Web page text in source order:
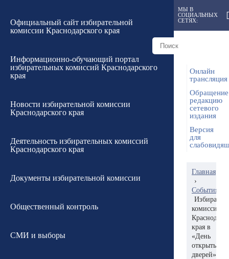
Официальный сайт избирательной
комиссии Краснодарского края
Информационно-обучающий портал
избирательных комиссий Краснодарского
края
Новости избирательной комиссии
Краснодарского края
Деятельность избирательных комиссий
Краснодарского края
Документы избирательной комиссии
Общественный контроль
СМИ и выборы
МЫ В
СОЦИАЛЬНЫХ
СЕТЯХ:
Онлайн
трансляция
редакцию
сетевого
издания
Версия
для
Главная
›
События
комиссию
края в
«День
открытых
дверей»